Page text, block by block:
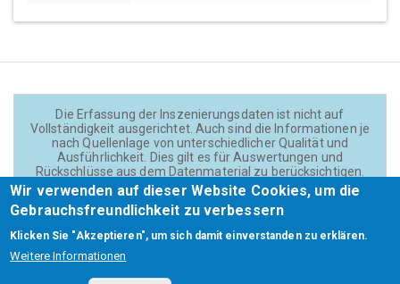
Die Erfassung der Inszenierungsdaten ist nicht auf
Vollständigkeit ausgerichtet. Auch sind die Informationen je
nach Quellenlage von unterschiedlicher Qualität und
Ausführlichkeit. Dies gilt es für Auswertungen und
Rückschlüsse aus dem Datenmaterial zu berücksichtigen.
Daten und Texte auf der Website sind - wenn nicht anders
angegeben - lizensiert unterCC BY 4.0(Creator:
Theadok.at).
Wir verwenden auf dieser Website Cookies, um die
Gebrauchsfreundlichkeit zu verbessern
Klicken Sie "Akzeptieren", um sich damit einverstanden zu erklären.
Weitere Informationen